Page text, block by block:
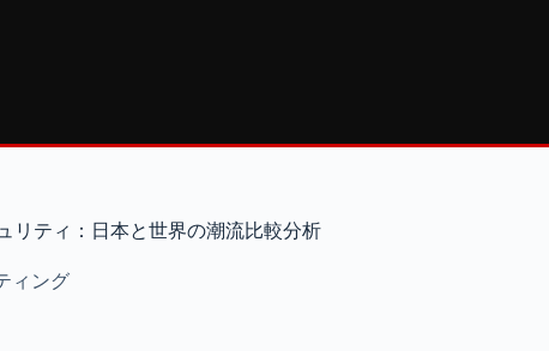
リティ：日本と世界の潮流比較分析
ィング